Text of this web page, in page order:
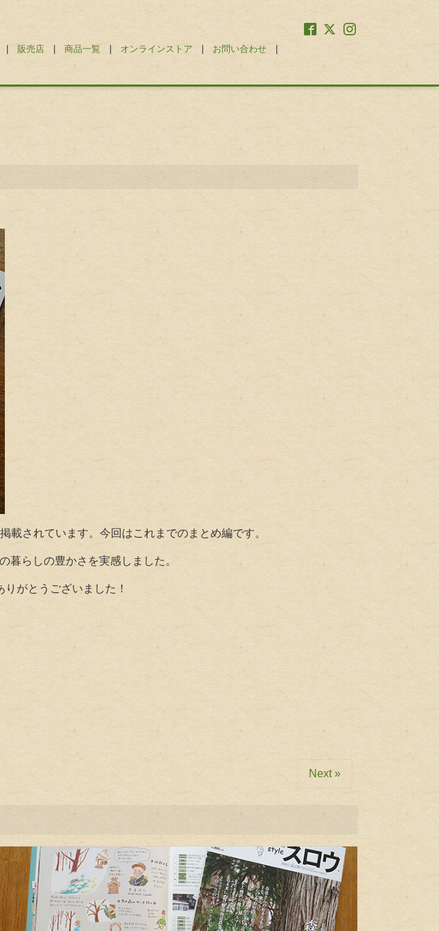
販売店 商品一覧 オンラインストア お問い合わせ
載されています。今回はこれまでのまとめ編です。
暮らしの豊かさを実感しました。
がとうございました！
Next »